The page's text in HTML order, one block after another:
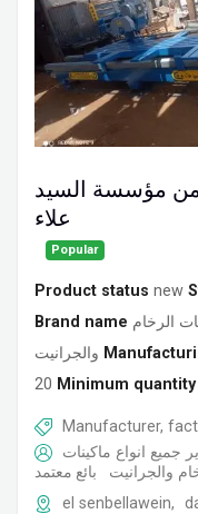
مؤسسة السيد
علاء
Popular
Product status new
Brand name الرخام
والجرانيت
20 Minimum quantity
Manufacturer,
والجرانيت
بائع معتمد
el senbellawein,